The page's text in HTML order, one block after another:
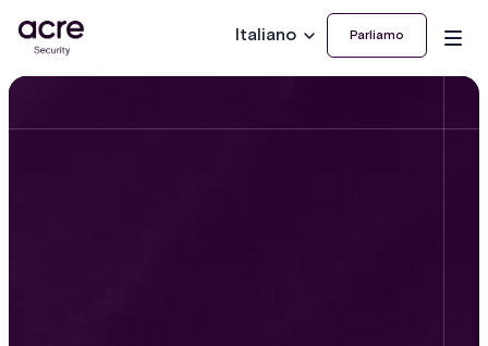
Italiano Parliamo